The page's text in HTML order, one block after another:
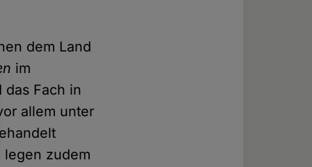
dem Land
im
Fach in
allem unter
legen zudem